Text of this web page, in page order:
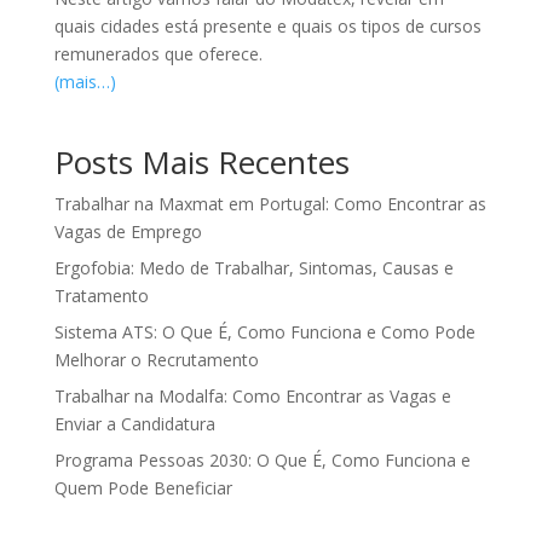
quais cidades está presente e quais os tipos de cursos
remunerados que oferece.
(mais…)
Posts Mais Recentes
Trabalhar na Maxmat em Portugal: Como Encontrar as
Vagas de Emprego
Ergofobia: Medo de Trabalhar, Sintomas, Causas e
Tratamento
Sistema ATS: O Que É, Como Funciona e Como Pode
Melhorar o Recrutamento
Trabalhar na Modalfa: Como Encontrar as Vagas e
Enviar a Candidatura
Programa Pessoas 2030: O Que É, Como Funciona e
Quem Pode Beneficiar